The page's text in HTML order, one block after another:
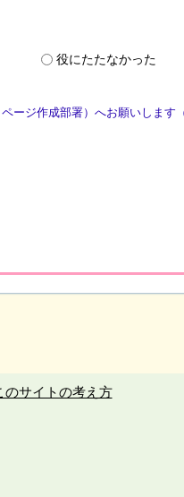
役にたたなかった
ージ作成部署）へお願いします
のサイトの考え方